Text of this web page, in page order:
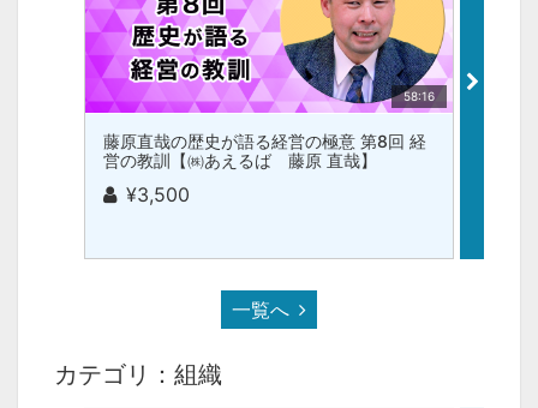
58:16
藤原直哉の歴史が語る経営の極意 第8回 経
営の教訓【㈱あえるば 藤原 直哉】
¥3,500
一覧へ
カテゴリ：組織